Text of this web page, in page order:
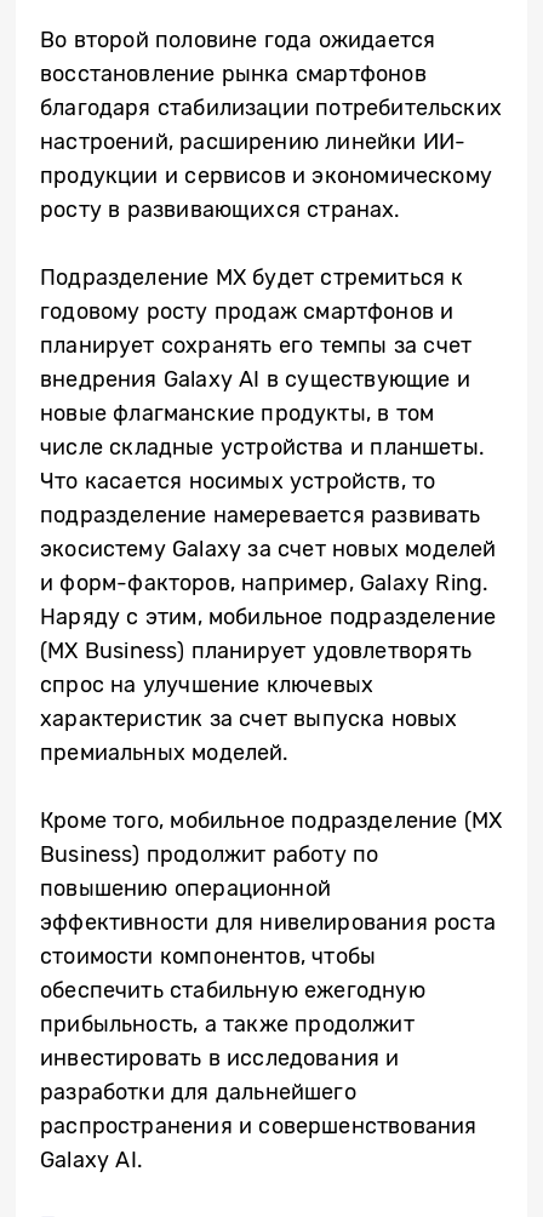
Во второй половине года ожидается
восстановление рынка смартфонов
благодаря стабилизации потребительских
настроений, расширению линейки ИИ-
продукции и сервисов и экономическому
росту в развивающихся странах.
Подразделение MX будет стремиться к
годовому росту продаж смартфонов и
планирует сохранять его темпы за счет
внедрения Galaxy AI в существующие и
новые флагманские продукты, в том
числе складные устройства и планшеты.
Что касается носимых устройств, то
подразделение намеревается развивать
экосистему Galaxy за счет новых моделей
и форм-факторов, например, Galaxy Ring.
Наряду с этим, мобильное подразделение
(MX Business) планирует удовлетворять
спрос на улучшение ключевых
характеристик за счет выпуска новых
премиальных моделей.
Кроме того, мобильное подразделение (MX
Business) продолжит работу по
повышению операционной
эффективности для нивелирования роста
стоимости компонентов, чтобы
обеспечить стабильную ежегодную
прибыльность, а также продолжит
инвестировать в исследования и
разработки для дальнейшего
распространения и совершенствования
Galaxy AI.